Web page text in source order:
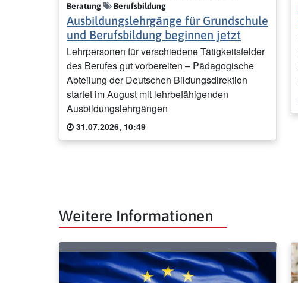
Beratung
Berufsbildung
Ausbildungslehrgänge für Grundschule
und Berufsbildung beginnen jetzt
Lehrpersonen für verschiedene Tätigkeitsfelder
des Berufes gut vorbereiten – Pädagogische
Abteilung der Deutschen Bildungsdirektion
startet im August mit lehrbefähigenden
Ausbildungslehrgängen
31.07.2026, 10:49
Weitere Informationen